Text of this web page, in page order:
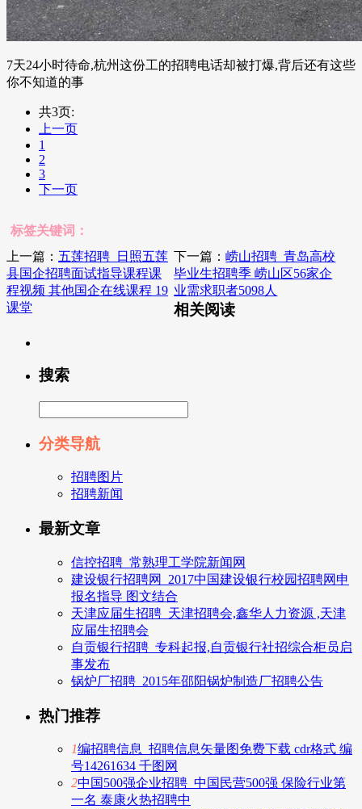
7天24小时待命,杭州这份工的招聘电话却被打爆,背后还有这些
你不知道的事
共3页:
上一页
1
2
3
下一页
标签关键词：
上一篇： 五莲招聘_日照五莲
县国企招聘面试指导课程课
程视频 其他国企在线课程 19
课堂
下一篇：崂山招聘_青岛高校
毕业生招聘季 崂山区56家企
业需求职者5098人
相关阅读
搜索
分类导航
招聘图片
招聘新闻
最新文章
信控招聘_常熟理工学院新闻网
建设银行招聘网_2017中国建设银行校园招聘网申
报名指导 图文结合
天津应届生招聘_天津招聘会,鑫华人力资源 ,天津
应届生招聘会
自贡银行招聘_专科起报,自贡银行社招综合柜员启
事发布
锅炉厂招聘_2015年邵阳锅炉制造厂招聘公告
热门推荐
1编招聘信息_招聘信息矢量图免费下载 cdr格式 编
号14261634 千图网
2中国500强企业招聘_中国民营500强 保险行业第
一名 泰康火热招聘中